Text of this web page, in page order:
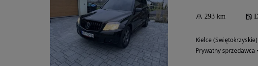
293 km
Kielce (Świętokrzyskie)
Prywatny sprzedawca